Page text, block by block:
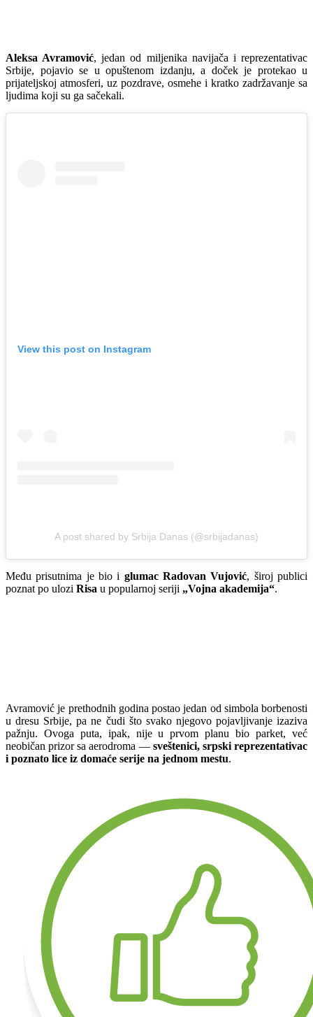
Aleksa Avramović, jedan od miljenika navijača i reprezentativac
Srbije, pojavio se u opuštenom izdanju, a doček je protekao u
prijateljskoj atmosferi, uz pozdrave, osmehe i kratko zadržavanje sa
ljudima koji su ga sačekali.
View this post on Instagram
A post shared by Srbija Danas (@srbijadanas)
Među prisutnima je bio i glumac Radovan Vujović, široj publici
poznat po ulozi Risa u popularnoj seriji „Vojna akademija“.
Avramović je prethodnih godina postao jedan od simbola borbenosti
u dresu Srbije, pa ne čudi što svako njegovo pojavljivanje izaziva
pažnju. Ovoga puta, ipak, nije u prvom planu bio parket, već
neobičan prizor sa aerodroma — sveštenici, srpski reprezentativac
i poznato lice iz domaće serije na jednom mestu.